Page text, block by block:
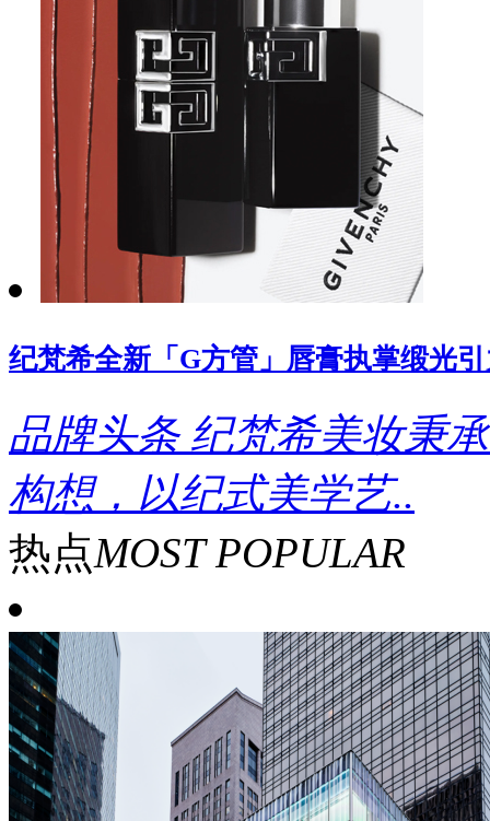
纪梵希全新「G方管」唇膏执掌缎光
品牌头条 纪梵希美妆秉
构想，以纪式美学艺..
热点MOST POPULAR